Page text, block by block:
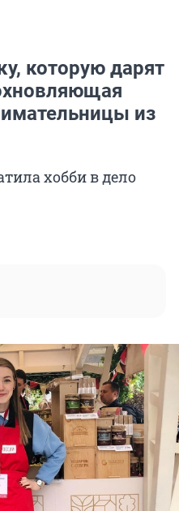
которую дарят
из
хобби в дело